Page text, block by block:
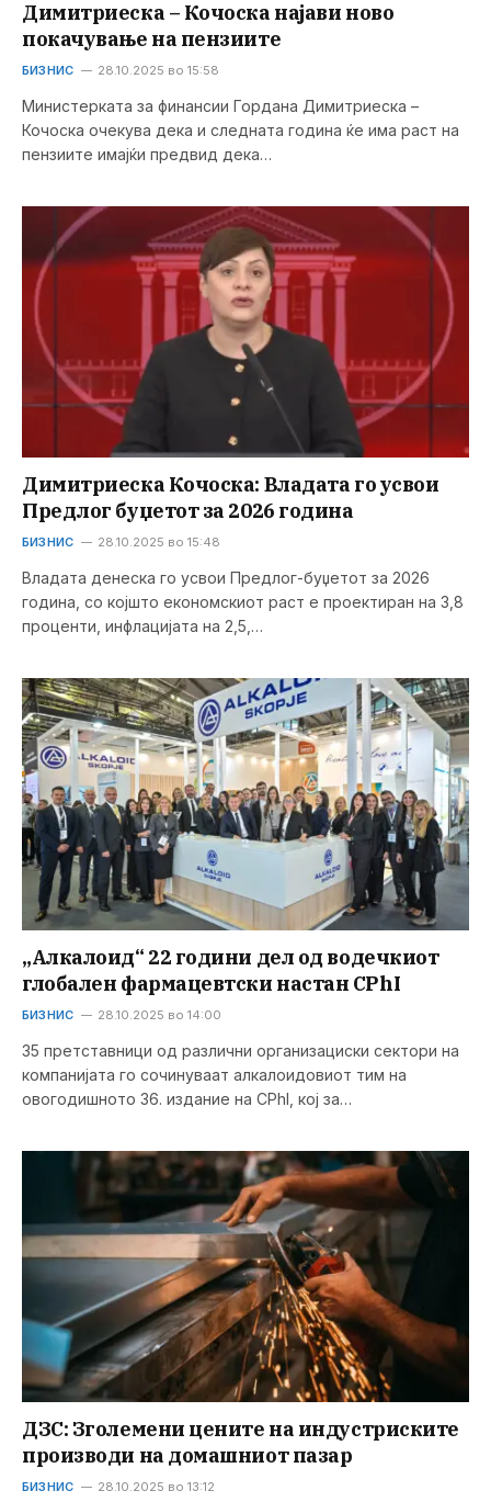
Димитриеска – Кочоска најави ново
покачување на пензиите
БИЗНИС 28.10.2025 во 15:58
Министерката за финансии Гордана Димитриеска –
Кочоска очекува дека и следната година ќе има раст на
пензиите имајќи предвид дека…
Димитриеска Кочоска: Владата го усвои
Предлог буџетот за 2026 година
БИЗНИС 28.10.2025 во 15:48
Владата денеска го усвои Предлог-буџетот за 2026
година, со којшто економскиот раст е проектиран на 3,8
проценти, инфлацијата на 2,5,…
„Алкалоид“ 22 години дел од водечкиот
глобален фармацевтски настан CPhI
БИЗНИС 28.10.2025 во 14:00
35 претставници од различни организациски сектори на
компанијата го сочинуваат алкалоидовиот тим на
овогодишното 36. издание на CPhl, кој за…
ДЗС: Зголемени цените на индустриските
производи на домашниот пазар
БИЗНИС 28.10.2025 во 13:12